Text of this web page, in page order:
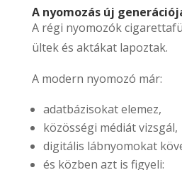
A nyomozás új
A régi nyomozók
ültek és aktákat lapoztak.
A modern nyomozó már:
adatbázisokat elemez,
közösségi médiát vizsgál,
digitális lábnyomokat
és közben azt is figyeli: